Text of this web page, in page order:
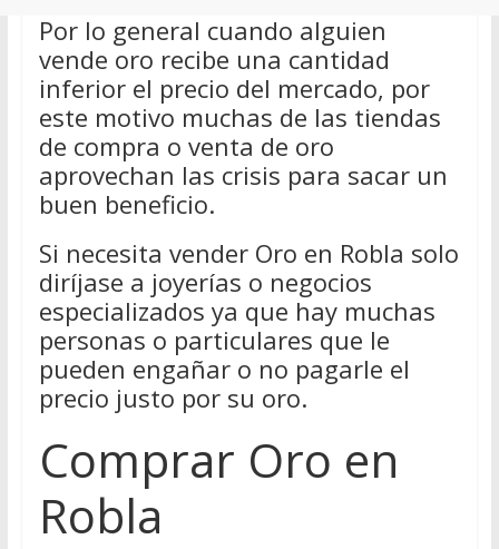
Por lo general cuando alguien
vende oro recibe una cantidad
inferior el precio del mercado, por
este motivo muchas de las tiendas
de compra o venta de oro
aprovechan las crisis para sacar un
buen beneficio.
Si necesita vender Oro en Robla solo
diríjase a joyerías o negocios
especializados ya que hay muchas
personas o particulares que le
pueden engañar o no pagarle el
precio justo por su oro.
Comprar Oro en
Robla